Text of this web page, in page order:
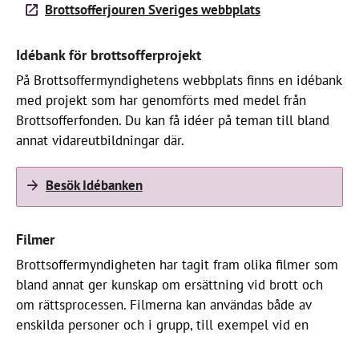
Brottsofferjouren Sveriges webbplats
Idébank för brottsofferprojekt
På Brottsoffermyndighetens webbplats finns en idébank
med projekt som har genomförts med medel från
Brottsofferfonden. Du kan få idéer på teman till bland
annat vidareutbildningar där.
Besök Idébanken
Filmer
Brottsoffermyndigheten har tagit fram olika filmer som
bland annat ger kunskap om ersättning vid brott och
om rättsprocessen. Filmerna kan användas både av
enskilda personer och i grupp, till exempel vid en